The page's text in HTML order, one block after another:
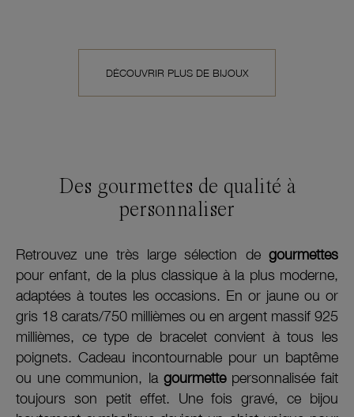
DÉCOUVRIR PLUS DE BIJOUX
Des gourmettes de qualité à
personnaliser
Retrouvez une très large sélection de gourmettes
pour enfant, de la plus classique à la plus moderne,
adaptées à toutes les occasions. En or jaune ou or
gris 18 carats/750 millièmes ou en argent massif 925
millièmes, ce type de bracelet convient à tous les
poignets. Cadeau incontournable pour un baptême
ou une communion, la gourmettepersonnalisée fait
toujours son petit effet. Une fois gravé, ce bijou